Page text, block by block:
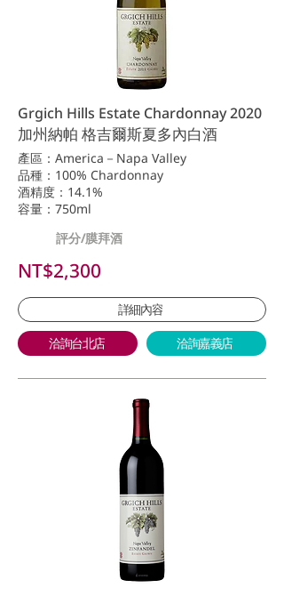
Grgich Hills Estate Chardonnay 2020
加州納帕 格吉爾斯夏多內白酒
產區：America－Napa Valley
品種：100% Chardonnay
酒精度：14.1%
容量：750ml
評分/膜拜酒
NT$2,300
詳細內容
洽詢台北店 洽詢嘉義店